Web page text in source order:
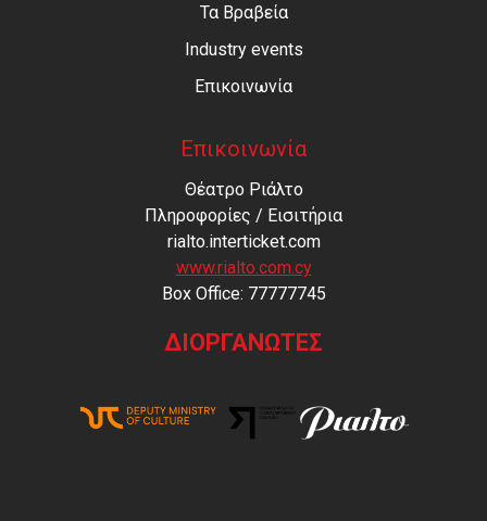
Τα Βραβεία
Industry events
Επικοινωνία
Επικοινωνία
Θέατρο Ριάλτο
Πληροφορίες / Εισιτήρια
rialto.interticket.com
www.rialto.com.cy
Βοx Office: 77777745
ΔΙΟΡΓΑΝΩΤΕΣ